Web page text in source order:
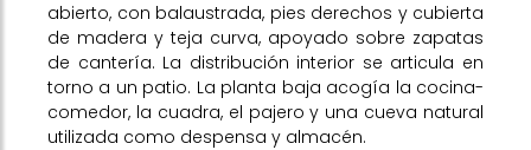
abierto, con balaustrada, pies derechos y cubierta
de madera y teja curva, apoyado sobre zapatas
de cantería. La distribución interior se articula en
torno a un patio. La planta baja acogía la cocina-
comedor, la cuadra, el pajero y una cueva natural
utilizada como despensa y almacén.